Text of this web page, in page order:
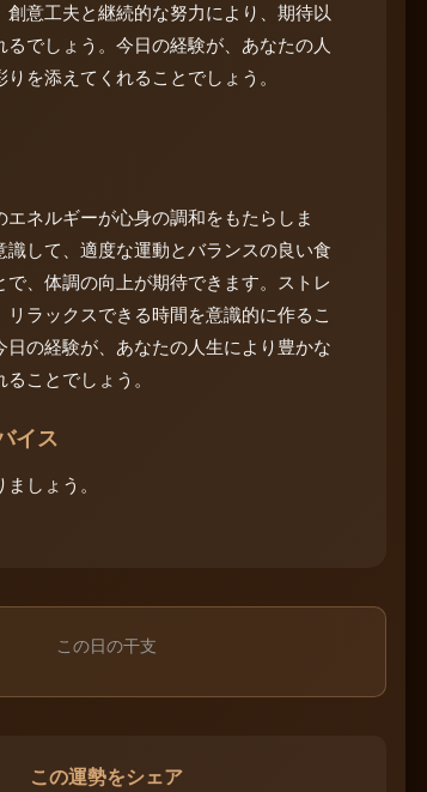
創意工夫と継続的な努力により、期待以
るでしょう。今日の経験が、あなたの人
を添えてくれることでしょう。
エネルギーが心身の調和をもたらしま
識して、適度な運動とバランスの良い食
で、体調の向上が期待できます。ストレ
リラックスできる時間を意識的に作るこ
日の経験が、あなたの人生により豊かな
ことでしょう。
イス
しょう。
この日の干支
この運勢をシェア